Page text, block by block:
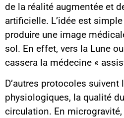
de la réalité augmentée et
artificielle. L’idée est
produire une image
sol. En effet, vers la Lune
cassera la médecine «
D’autres protocoles
physiologiques, la qualité
circulation. En